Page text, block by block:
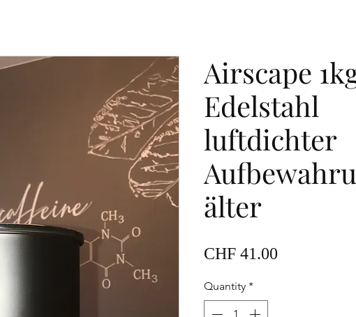
Airscape
Edelstahl
luftdichter
älter
CHF 41.00
Quantity *